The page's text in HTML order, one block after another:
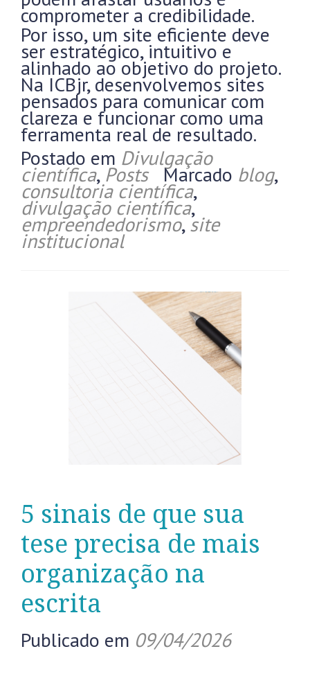
comprometer a credibilidade.
Por isso, um site eficiente deve
ser estratégico, intuitivo e
alinhado ao objetivo do projeto.
Na ICBjr, desenvolvemos sites
pensados para comunicar com
clareza e funcionar como uma
ferramenta real de resultado.
Postado em Divulgação
científica, Posts Marcado blog,
consultoria científica,
divulgação científica,
empreendedorismo,site
institucional
5 sinais de que sua
tese precisa de mais
organização na
escrita
Publicado em 09/04/2026